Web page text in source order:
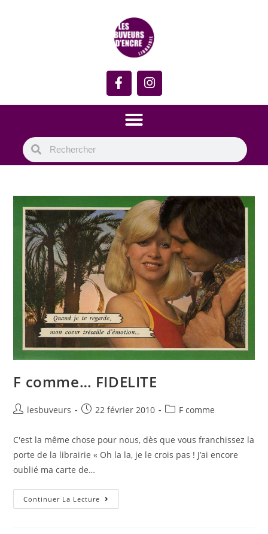
F comme… FIDELITE
lesbuveurs 22 février 2010 F comme
C'est la même chose pour nous, dès que vous franchissez la
porte de la librairie « Oh la la, je le crois pas ! J’ai encore
oublié ma carte de…
Continuer La Lecture